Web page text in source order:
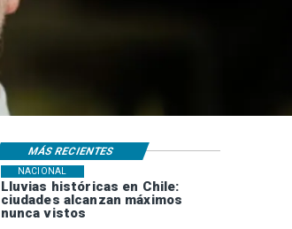
Lluvias históricas en Chile:
ciudades alcanzan máximos
nunca vistos
NACIONAL
MÁS RECIENTES